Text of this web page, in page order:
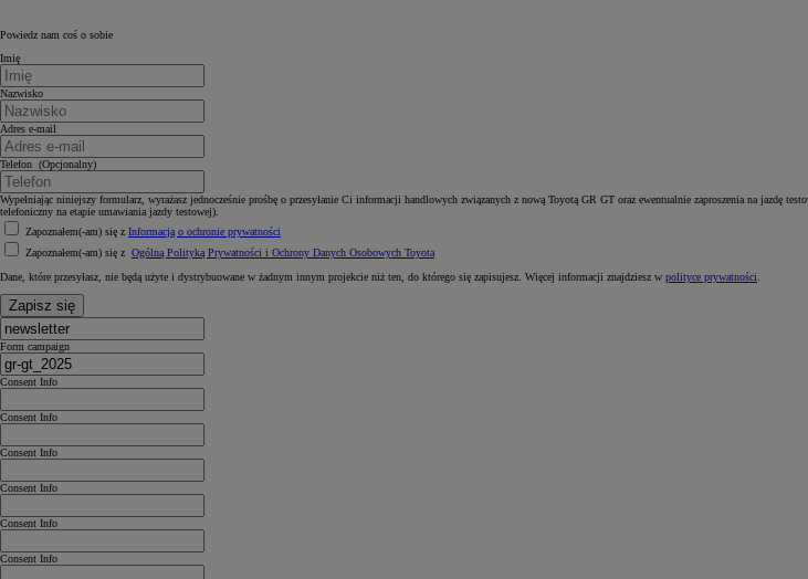
Powiedz nam coś o sobie
Imię
Nazwisko
Adres e-mail
Telefon (Opcjonalny)
Wypełniając niniejszy formularz, wyrażasz jednocześnie prośbę o przesyłanie Ci informacji handlowych związanych z nową Toyotą GR GT oraz ewentualnie zaproszenia na jazdę
telefoniczny na etapie umawiania jazdy testowej).
Zapoznałem(-am) się z Informacją o ochronie prywatności
Zapoznałem(-am) się z Ogólną Polityką Prywatności i Ochrony Danych Osobowych Toyota
Dane, które przesyłasz, nie będą użyte i dystrybuowane w żadnym innym projekcie niż ten, do którego się zapisujesz. Więcej informacji znajdziesz w polityce prywatności.
Zapisz się
Form campaign
Consent Info
Consent Info
Consent Info
Consent Info
Consent Info
Consent Info